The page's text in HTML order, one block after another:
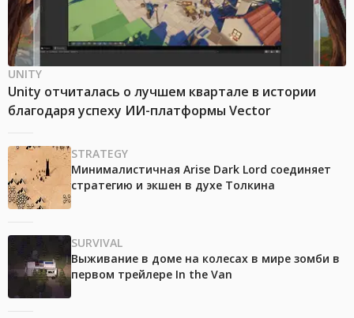
UNITY
Unity отчиталась о лучшем квартале в истории
благодаря успеху ИИ-платформы Vector
STRATEGY
Минималистичная Arise Dark Lord соединяет
стратегию и экшен в духе Толкина
SURVIVAL
Выживание в доме на колесах в мире зомби в
первом трейлере In the Van